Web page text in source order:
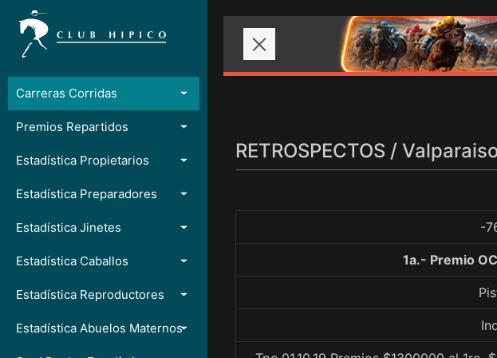
Carreras Corridas
Premios Repartidos
Estadística Propietarios
Estadística Preparadores
Estadística Jinetes
Estadística Caballos
Estadística Reproductores
Estadística Abuelos Maternos
RETROSPECTOS /
-
1a.- Premio